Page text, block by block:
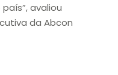
avaliou
da Abcon